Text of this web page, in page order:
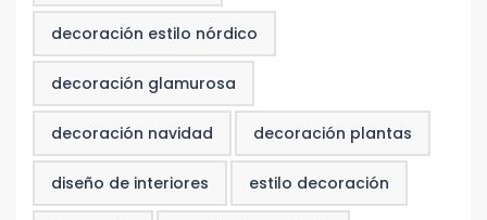
decoración estilo nórdico
decoración glamurosa
decoración navidad decoración plantas
diseño de interiores estilo decoración